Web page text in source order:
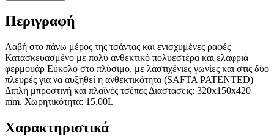
Περιγραφή
Λαβή στο πάνω μέρος της τσάντας και ενισχυμένες ραφές
Κατασκευασμένο με πολύ ανθεκτικό πολυεστέρα και ελαφριά
φερμουάρ Εύκολο στο πλύσιμο, με λαστιχένιες γωνίες και στις δύο
πλευρές για να αυξηθεί η ανθεκτικότητα (SAFTA PATENTED)
Διπλή μπροστινή και πλαϊνές τσέπες Διαστάσεις: 320x150x420
mm. Χωρητικότητα: 15,00L
Χαρακτηριστικά